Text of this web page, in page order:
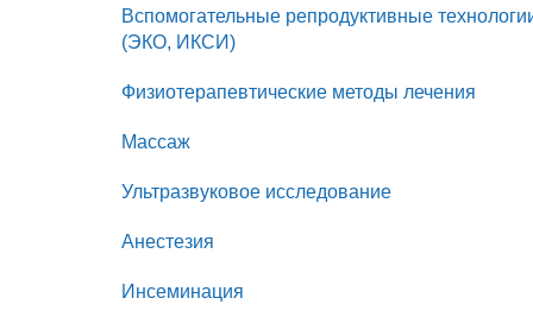
Вспомогательные репродуктивные
(ЭКО, ИКСИ)
Физиотерапевтические методы лечения
Массаж
Ультразвуковое исследование
Анестезия
Инсеминация